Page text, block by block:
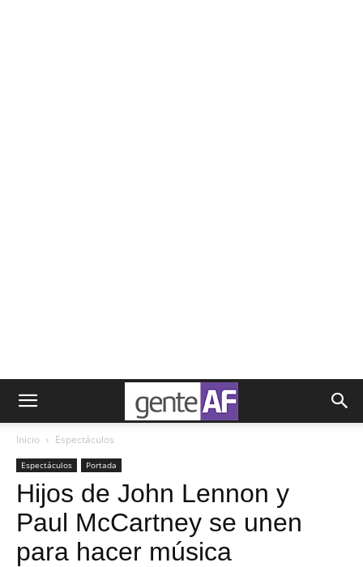
Inicio Espectáculos
Espectáculos Portada
Hijos de John Lennon y
Paul McCartney se unen
para hacer música